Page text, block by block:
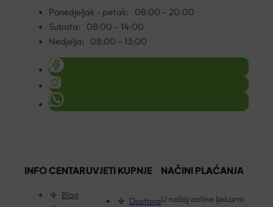
Ponedjeljak - petak:
08:00 – 20:00
Subota:
08:00 – 14:00
Nedjelja:
08:00 – 13:00
INFO CENTAR
Blog
UVJETI KUPNJE
Dostava
NAČINI PLAĆANJA
U našoj online ljekarni